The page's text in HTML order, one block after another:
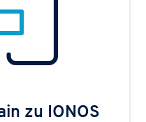
zu IONOS